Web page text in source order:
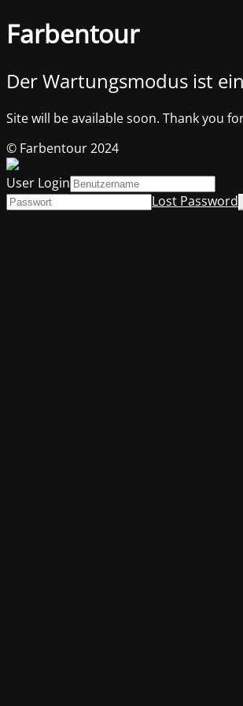
Farbentour
Der Wartungsmodus ist
Site will be available soon. Thank you
© Farbentour 2024
User Login
Lost Password